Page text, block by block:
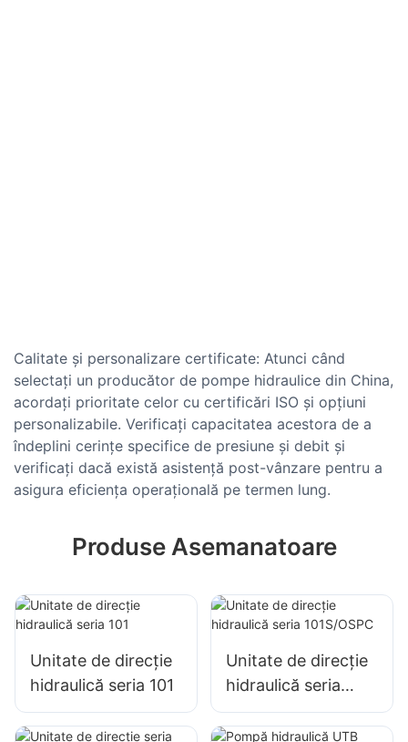
Calitate și personalizare certificate: Atunci când
selectați un producător de pompe hidraulice din China,
acordați prioritate celor cu certificări ISO și opțiuni
personalizabile. Verificați capacitatea acestora de a
îndeplini cerințe specifice de presiune și debit și
verificați dacă există asistență post-vânzare pentru a
asigura eficiența operațională pe termen lung.
Produse Asemanatoare
Unitate de direcție
hidraulică seria 101
Unitate de direcție
hidraulică seria
101S/OSPC